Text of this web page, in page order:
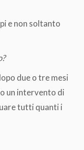
e non soltanto
due o tre mesi
un intervento di
tutti quanti i